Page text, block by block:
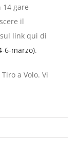
gare
il
link qui di
6-marzo).
a Volo. Vi